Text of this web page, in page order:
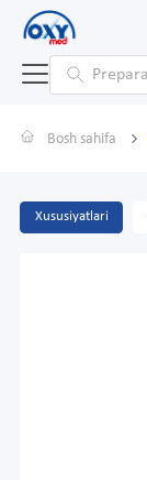
Bosh sahifa
Xususiyatlari